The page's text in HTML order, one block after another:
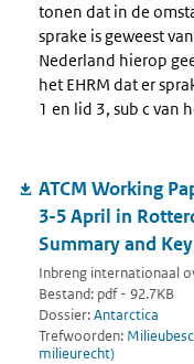
tonen dat in de
sprake is geweest
Nederland hierop
het EHRM dat er
1 en lid 3, sub c van
ATCM Working
3-5 April in
Summary and
Inbreng internationaal
Bestand: pdf - 92.7KB
Dossier:Antarctica
Trefwoorden:
milieurecht)